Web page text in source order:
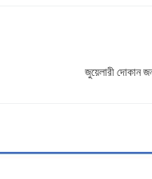
জুয়েলারী দোকান